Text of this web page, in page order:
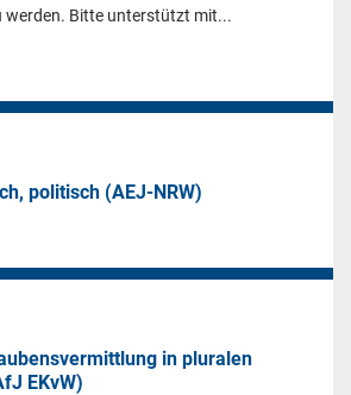
werden. Bitte unterstützt mit...
politisch (AEJ-NRW)
in pluralen
EKvW)